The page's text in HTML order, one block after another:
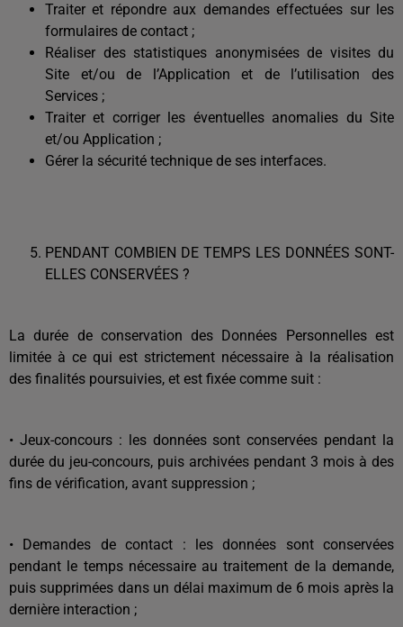
Traiter et répondre aux demandes effectuées sur les
formulaires de contact ;
Réaliser des statistiques anonymisées de visites du
Site et/ou de l’Application et de l’utilisation des
Services ;
Traiter et corriger les éventuelles anomalies du Site
et/ou Application ;
Gérer la sécurité technique de ses interfaces.
PENDANT COMBIEN DE TEMPS LES DONNÉES SONT-
ELLES CONSERVÉES ?
La durée de conservation des Données Personnelles est
limitée à ce qui est strictement nécessaire à la réalisation
des finalités poursuivies, et est fixée comme suit :
• Jeux-concours : les données sont conservées pendant la
durée du jeu-concours, puis archivées pendant 3 mois à des
fins de vérification, avant suppression ;
• Demandes de contact : les données sont conservées
pendant le temps nécessaire au traitement de la demande,
puis supprimées dans un délai maximum de 6 mois après la
dernière interaction ;